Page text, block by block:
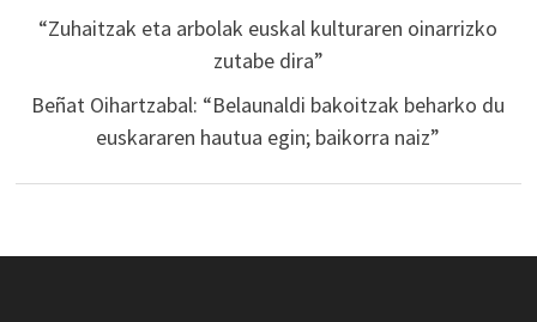
“Zuhaitzak eta arbolak euskal kulturaren oinarrizko
zutabe dira”
Beñat Oihartzabal: “Belaunaldi bakoitzak beharko du
euskararen hautua egin; baikorra naiz”